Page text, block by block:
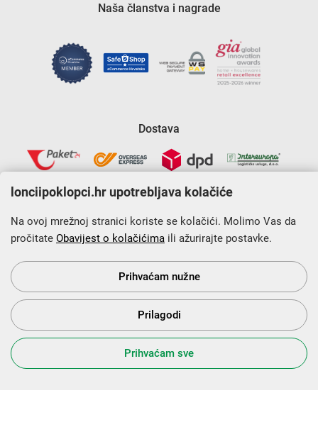
Naša članstva i nagrade
Dostava
Krajnji primatelj financijskog instrumenta sufinanciranog iz
Europskog fonda za regionalni razvoj u sklopu Operativnog
programa „Konkurentnost i kohezija”.
s Vama od 2014. godine!
lonciipoklopci.hr upotrebljava kolačiće
Na ovoj mrežnoj stranici koriste se kolačići. Molimo Vas da
pročitate Obavijest o kolačićima ili ažurirajte postavke.
Prihvaćam nužne
Prilagodi
Prihvaćam sve